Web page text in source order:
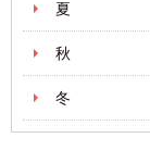
夏
秋
冬